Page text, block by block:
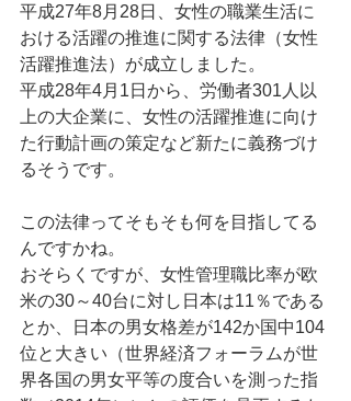
平成27年8月28日、女性の職業生活に
おける活躍の推進に関する法律（女性
活躍推進法）が成立しました。
平成28年4月1日から、労働者301人以
上の大企業に、女性の活躍推進に向け
た行動計画の策定など新たに義務づけ
るそうです。
この法律ってそもそも何を目指してる
んですかね。
おそらくですが、女性管理職比率が欧
米の30～40台に対し日本は11％である
とか、日本の男女格差が142か国中104
位と大きい（世界経済フォーラムが世
界各国の男女平等の度合いを測った指